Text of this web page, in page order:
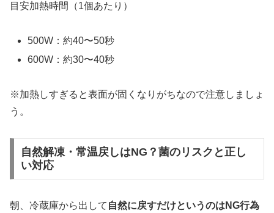
目安加熱時間（1個あたり）
500W：約40〜50秒
600W：約30〜40秒
※加熱しすぎると表面が固くなりがちなので注意しましょ
う。
自然解凍・常温戻しはNG？菌のリスクと正し
い対応
朝、冷蔵庫から出して 自然に戻すだけというのはNG行為